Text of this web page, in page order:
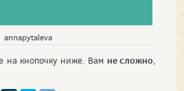
annapytaleva
на кнопочку ниже. Вам не сложно,